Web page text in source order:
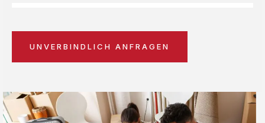
UNVERBINDLICH ANFRAGEN